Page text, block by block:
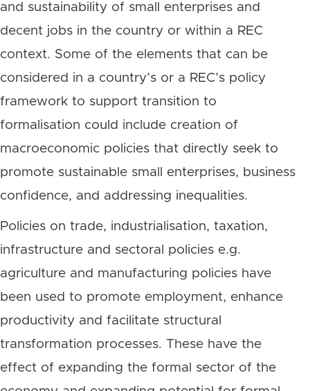
and sustainability of small enterprises and
decent jobs in the country or within a REC
context. Some of the elements that can be
considered in a country’s or a REC’s policy
framework to support transition to
formalisation could include creation of
macroeconomic policies that directly seek to
promote sustainable small enterprises, business
confidence, and addressing inequalities.
Policies on trade, industrialisation, taxation,
infrastructure and sectoral policies e.g.
agriculture and manufacturing policies have
been used to promote employment, enhance
productivity and facilitate structural
transformation processes. These have the
effect of expanding the formal sector of the